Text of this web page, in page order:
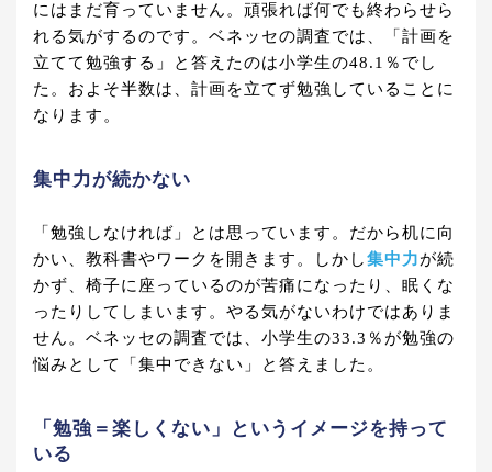
にはまだ育っていません。頑張れば何でも終わらせら
れる気がするのです。ベネッセの調査では、「計画を
立てて勉強する」と答えたのは小学生の48.1％でし
た。およそ半数は、計画を立てず勉強していることに
なります。
集中力が続かない
「勉強しなければ」とは思っています。だから机に向
かい、教科書やワークを開きます。しかし集中力が続
かず、椅子に座っているのが苦痛になったり、眠くな
ったりしてしまいます。やる気がないわけではありま
せん。ベネッセの調査では、小学生の33.3％が勉強の
悩みとして「集中できない」と答えました。
「勉強＝楽しくない」というイメージを持って
いる